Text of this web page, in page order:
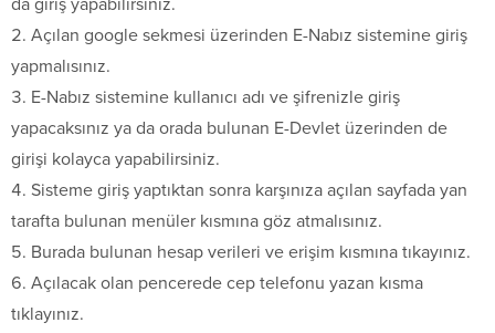
da giriş yapabilirsiniz.
Açılan google sekmesi üzerinden E-Nabız sistemine giriş
yapmalısınız.
E-Nabız sistemine kullanıcı adı ve şifrenizle giriş
yapacaksınız ya da orada bulunan E-Devlet üzerinden de
girişi kolayca yapabilirsiniz.
Sisteme giriş yaptıktan sonra karşınıza açılan sayfada yan
tarafta bulunan menüler kısmına göz atmalısınız.
Burada bulunan hesap verileri ve erişim kısmına tıkayınız.
Açılacak olan pencerede cep telefonu yazan kısma
tıklayınız.